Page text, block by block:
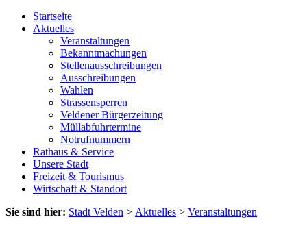
Startseite
Aktuelles
Veranstaltungen
Bekanntmachungen
Stellenausschreibungen
Ausschreibungen
Wahlen
Strassensperren
Veldener Bürgerzeitung
Müllabfuhrtermine
Notrufnummern
Rathaus & Service
Unsere Stadt
Freizeit & Tourismus
Wirtschaft & Standort
Sie sind hier: Stadt Velden > Aktuelles > Veranstaltungen